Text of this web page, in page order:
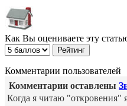
Как Вы оцениваете эту
Комментарии пользователей
Комментарии оставлены
Когда я читаю